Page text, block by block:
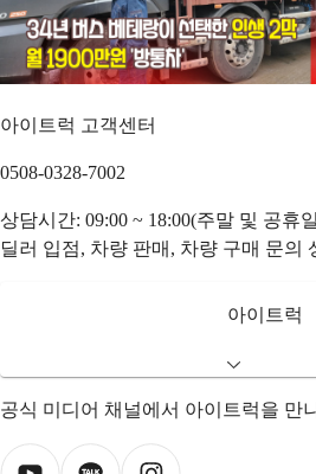
아이트럭 고객센터
0508-0328-7002
상담시간: 09:00 ~ 18:00(주말 및 공휴
딜러 입점, 차량 판매, 차량 구매 문의
아이트럭
공식 미디어 채널에서 아이트럭을 만